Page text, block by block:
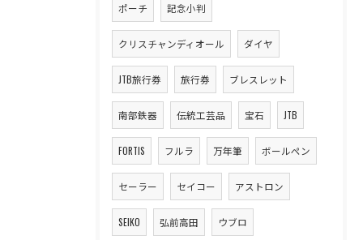
ポーチ 記念小判
クリスチャンディオール ダイヤ
JTB旅行券 旅行券 ブレスレット
南部鉄器 伝統工芸品 宝石 JTB
FORTIS フルラ 万年筆 ボールペン
セーラー セイコー アストロン
SEIKO 弘前高田 ウブロ